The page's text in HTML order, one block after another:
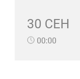
30 СЕН
00:00